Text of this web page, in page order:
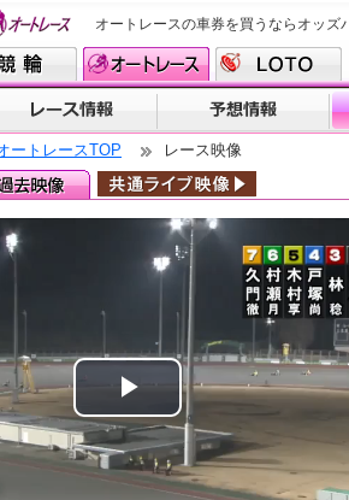
オートレースの車券を買うならオッズ
ートレースTOP レース映像
Play
Video